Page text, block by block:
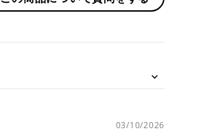
03/10/2026